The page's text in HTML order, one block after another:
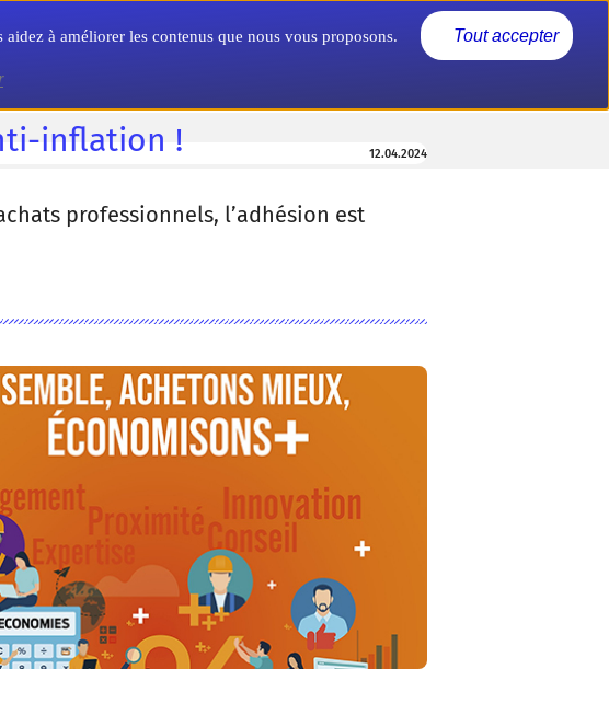
Actualités Nous connaître
inflation ! 12.04.2024
professionnels, l’adhésion est
à améliorer les contenus que nous vous proposons. Tout accepter